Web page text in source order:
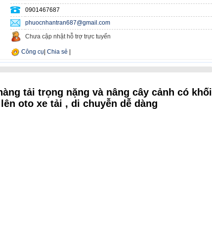
0901467687
phuocnhantran687@gmail.com
Chưa cập nhật hỗ trợ trực tuyến
Chia sẻ
Công cụ
tải trọng nặng và nâng cây cảnh có khối
oto xe tải , di chuyễn dễ dàng